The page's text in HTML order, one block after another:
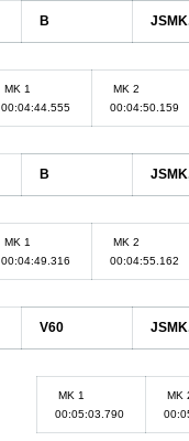
B
MK 1
00:04:44.555
MK 2
00:04:50.159
B
MK 1
00:04:49.316
MK 2
00:04:55.162
V60
MK 1
00:05:03.790
MK